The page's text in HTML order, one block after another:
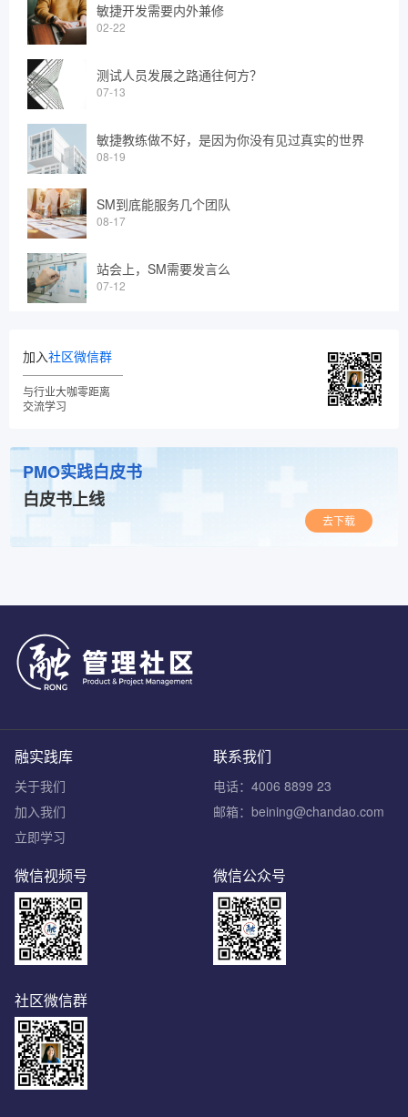
敏捷开发需要内外兼修
02-22
测试人员发展之路通往何方？
07-13
敏捷教练做不好，是因为你没有见过真实的世界
08-19
SM到底能服务几个团队
08-17
站会上，SM需要发言么
07-12
加入社区微信群
与行业大咖零距离
交流学习
PMO实践白皮书
白皮书上线
去下载
联系我们
电话：4006 8899 23
邮箱：beining@chandao.com
融实践库
关于我们
加入我们
立即学习
微信公众号
微信视频号
社区微信群